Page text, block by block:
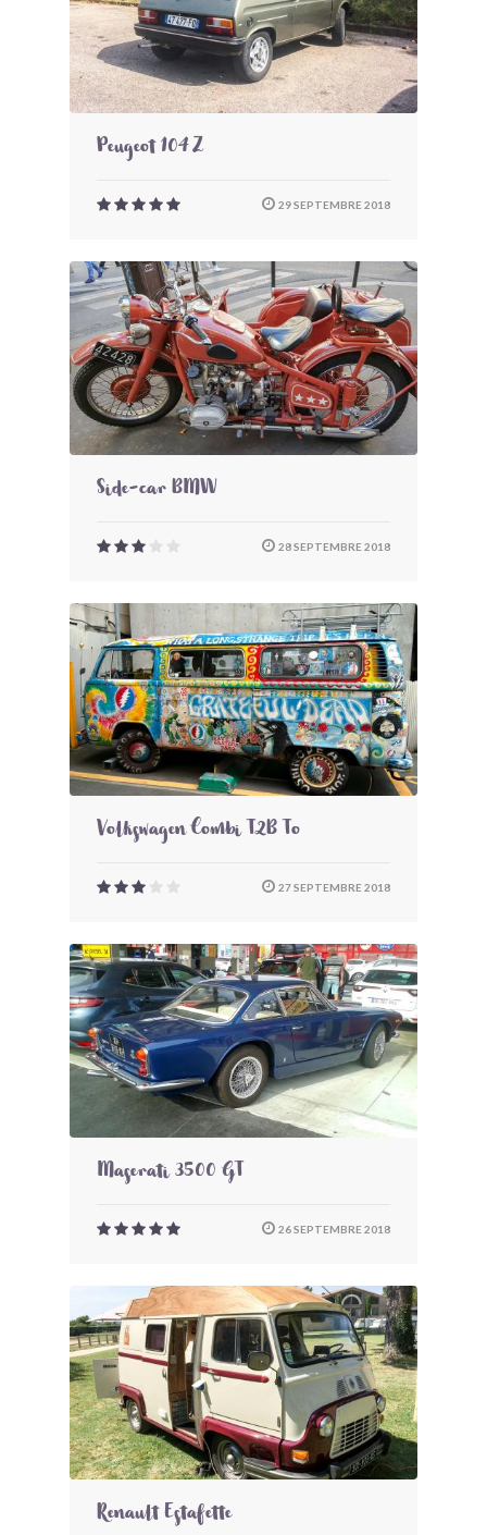
Peugeot 104 Z
29 SEPTEMBRE 2018
Side-car BMW
28 SEPTEMBRE 2018
Volkswagen Combi T2B To
27 SEPTEMBRE 2018
Maserati 3500 GT
26 SEPTEMBRE 2018
Renault Estafette